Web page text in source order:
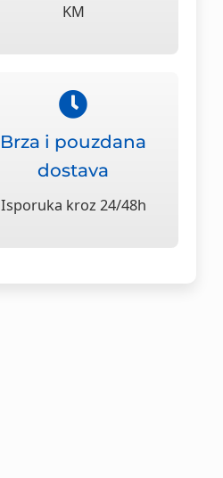
KM
Brza i pouzdana
dostava
Isporuka kroz 24/48h